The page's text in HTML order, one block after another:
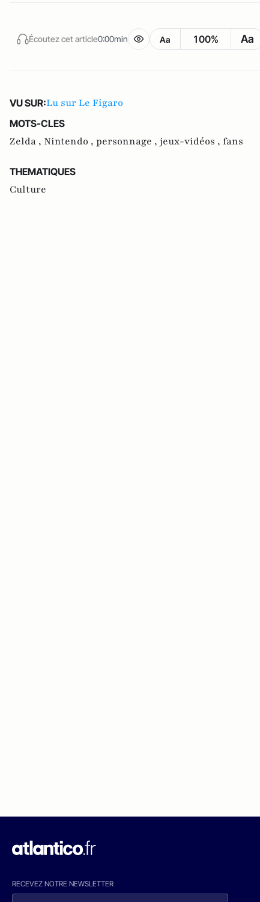
Écoutez cet article0:00min Aa 100% Aa
VU SUR:Lu sur Le Figaro
MOTS-CLES
Zelda , Nintendo , personnage , jeux-vidéos , fans
THEMATIQUES
Culture
RECEVEZ NOTRE NEWSLETTER